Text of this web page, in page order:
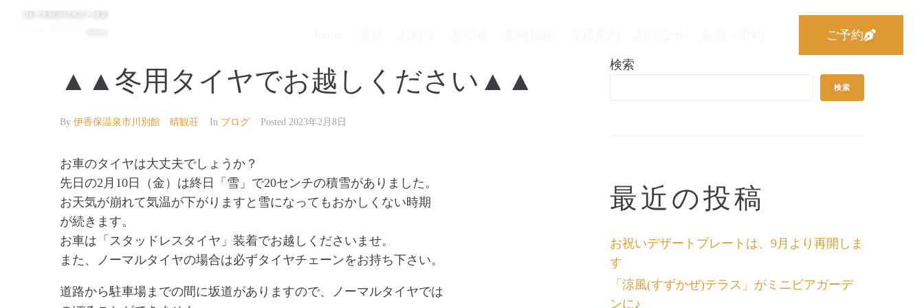
ご予約
▲▲冬用タイヤでお越しください▲▲
By 伊香保温泉市川別館 晴観荘 In ブログ Posted 2023年2月8日
お車のタイヤは大丈夫でしょうか？
先日の2月10日（金）は終日「雪」で20センチの積雪がありました。
お天気が崩れて気温が下がりますと雪になってもおかしくない時期
が続きます。
お車は「スタッドレスタイヤ」装着でお越しくださいませ。
また、ノーマルタイヤの場合は必ずタイヤチェーンをお持ち下さい。
道路から駐車場までの間に坂道がありますので、ノーマルタイヤでは
検索
検索
最近の投稿
お祝いデザートプレートは、9月より再開しま
す
「涼風(すずかぜ)テラス」がミニビアガーデ
ンに♪